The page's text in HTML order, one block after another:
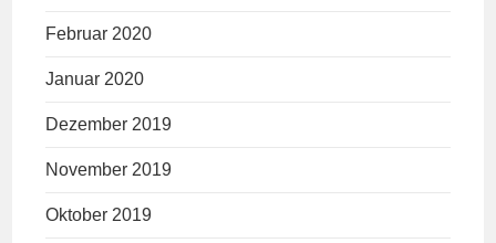
Februar 2020
Januar 2020
Dezember 2019
November 2019
Oktober 2019